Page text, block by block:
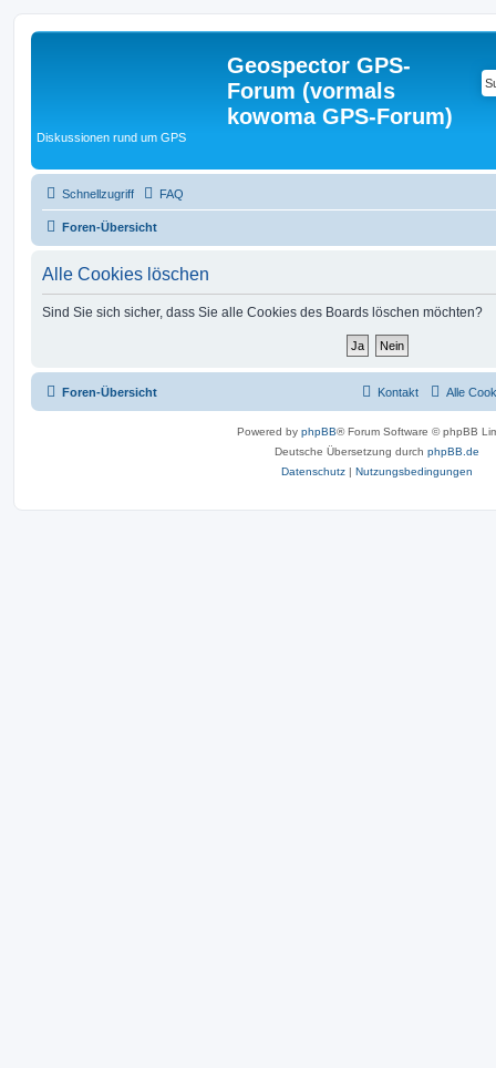
Geospector GPS-
Forum (vormals
kowoma GPS-Forum)
Diskussionen rund um GPS
Schnellzugriff FAQ
Foren-Übersicht
Alle Cookies löschen
Sind Sie sich sicher, dass Sie alle Cookies des Boards löschen möchten?
Foren-Übersicht Alle
Kontakt
Powered by phpBB® Forum Software © phpBB
Deutsche Übersetzung durch phpBB.de
Datenschutz | Nutzungsbedingungen